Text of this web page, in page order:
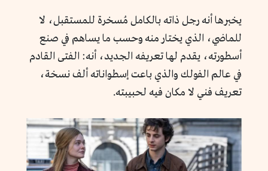
يخبرها أنه رجل ذاته بالكامل مُسخرة للمستقبل، لا
للماضي، الذي يختار منه وحسب ما يساهم في صنع
أسطورته، يقدم لها تعريفه الجديد، أنه: الفتى القادم
في عالم الفولك والذي باعت إسطواناته ألف نسخة،
تعريف فني لا مكان فيه لحبيبته.